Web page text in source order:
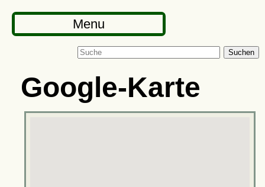
Menu
Suchen
Google-Karte